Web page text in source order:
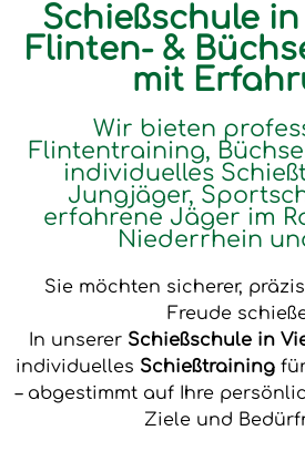
Schießschule in
Flinten- &
mit
Wir bieten
Flintentraining,
individuelles
Jungjäger,
erfahrene Jäger im
Niederrhein
Sie möchten sicherer,
Freude
In unserer Schießschule in
individuelles Schießtraining
– abgestimmt auf Ihre
Ziele und